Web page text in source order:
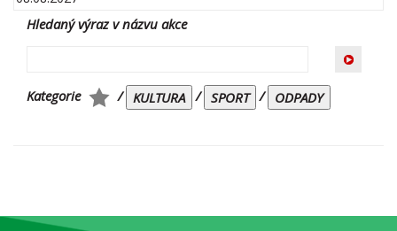
Hledaný výraz v názvu akce
Kategorie / KULTURA / SPORT / ODPADY